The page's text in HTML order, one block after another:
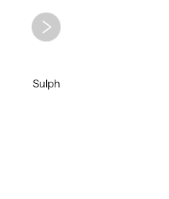
Sulph ソーファー 30C 小